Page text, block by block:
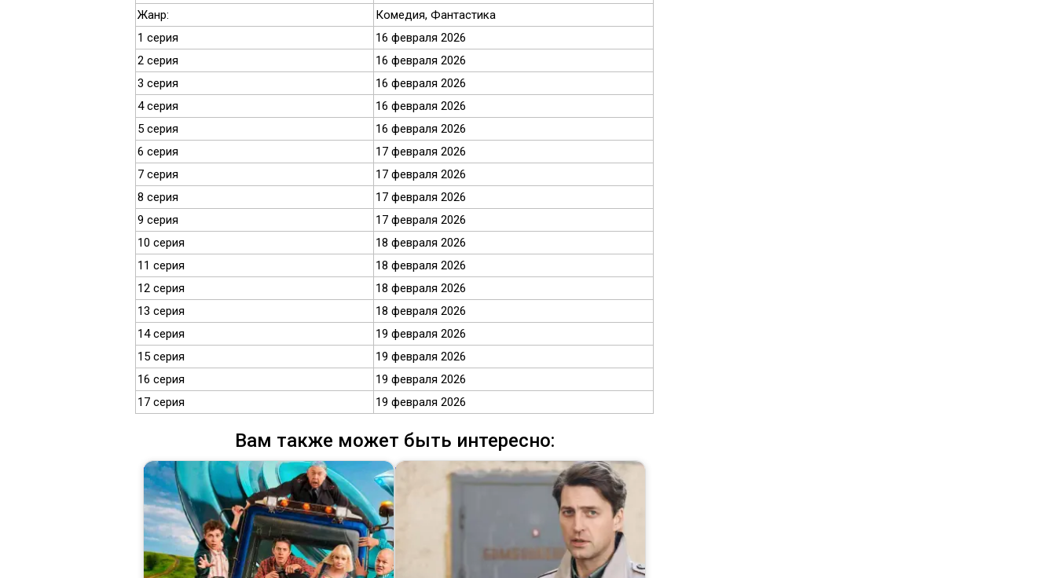
Жанр:
Комедия, Фантастика
1 серия
16 февраля 2026
2 серия
16 февраля 2026
3 серия
16 февраля 2026
4 серия
16 февраля 2026
5 серия
16 февраля 2026
6 серия
17 февраля 2026
7 серия
17 февраля 2026
8 серия
17 февраля 2026
9 серия
17 февраля 2026
10 серия
18 февраля 2026
11 серия
18 февраля 2026
12 серия
18 февраля 2026
13 серия
18 февраля 2026
14 серия
19 февраля 2026
15 серия
19 февраля 2026
16 серия
19 февраля 2026
17 серия
19 февраля 2026
Вам также может быть интересно: